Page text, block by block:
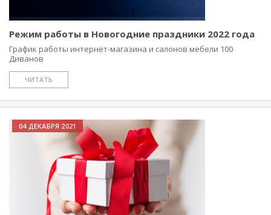
Режим работы в Новогодние праздники 2022 года
График работы интернет-магазина и салонов мебели 100
Диванов
ЧИТАТЬ
04 ДЕКАБРЯ 2021